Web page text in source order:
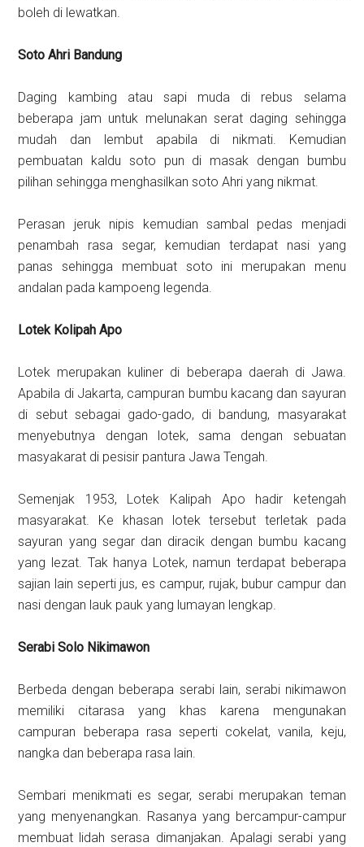
boleh di lewatkan.
Soto Ahri Bandung
Daging kambing atau sapi muda di rebus selama
beberapa jam untuk melunakan serat daging sehingga
mudah dan lembut apabila di nikmati. Kemudian
pembuatan kaldu soto pun di masak dengan bumbu
pilihan sehingga menghasilkan soto Ahri yang nikmat.
Perasan jeruk nipis kemudian sambal pedas menjadi
penambah rasa segar, kemudian terdapat nasi yang
panas sehingga membuat soto ini merupakan menu
andalan pada kampoeng legenda.
Lotek Kolipah Apo
Lotek merupakan kuliner di beberapa daerah di Jawa.
Apabila di Jakarta, campuran bumbu kacang dan sayuran
di sebut sebagai gado-gado, di bandung, masyarakat
menyebutnya dengan lotek, sama dengan sebuatan
masyakarat di pesisir pantura Jawa Tengah.
Semenjak 1953, Lotek Kalipah Apo hadir ketengah
masyarakat. Ke khasan lotek tersebut terletak pada
sayuran yang segar dan diracik dengan bumbu kacang
yang lezat. Tak hanya Lotek, namun terdapat beberapa
sajian lain seperti jus, es campur, rujak, bubur campur dan
nasi dengan lauk pauk yang lumayan lengkap.
Serabi Solo Nikimawon
Berbeda dengan beberapa serabi lain, serabi nikimawon
memiliki citarasa yang khas karena mengunakan
campuran beberapa rasa seperti cokelat, vanila, keju,
nangka dan beberapa rasa lain.
Sembari menikmati es segar, serabi merupakan teman
yang menyenangkan. Rasanya yang bercampur-campur
membuat lidah serasa dimanjakan. Apalagi serabi yang